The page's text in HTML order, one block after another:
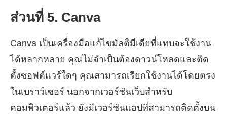
ส่วนที่ 5. Canva
Canva เป็นเครื่องมือแก้ไขมัลติมีเดียที่แทบจะใช้งาน
ได้หลากหลาย คุณไม่จำเป็นต้องดาวน์โหลดและติด
ตั้งซอฟต์แวร์ใดๆ คุณสามารถเรียกใช้งานได้โดยตรง
ในเบราว์เซอร์ นอกจากเวอร์ชันเว็บสำหรับ
คอมพิวเตอร์แล้ว ยังมีเวอร์ชันแอปที่สามารถติดตั้งบน